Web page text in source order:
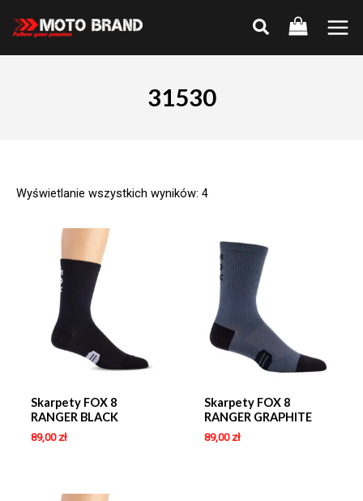
Main
31530
Wyświetlanie wszystkich wyników: 4
Skarpety FOX 8
RANGER BLACK
89,00 zł
Skarpety FOX 8
RANGER GRAPHITE
89,00 zł